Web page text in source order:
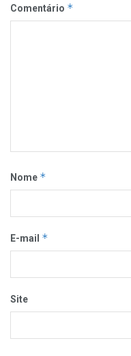
Comentário *
Nome *
E-mail *
Site